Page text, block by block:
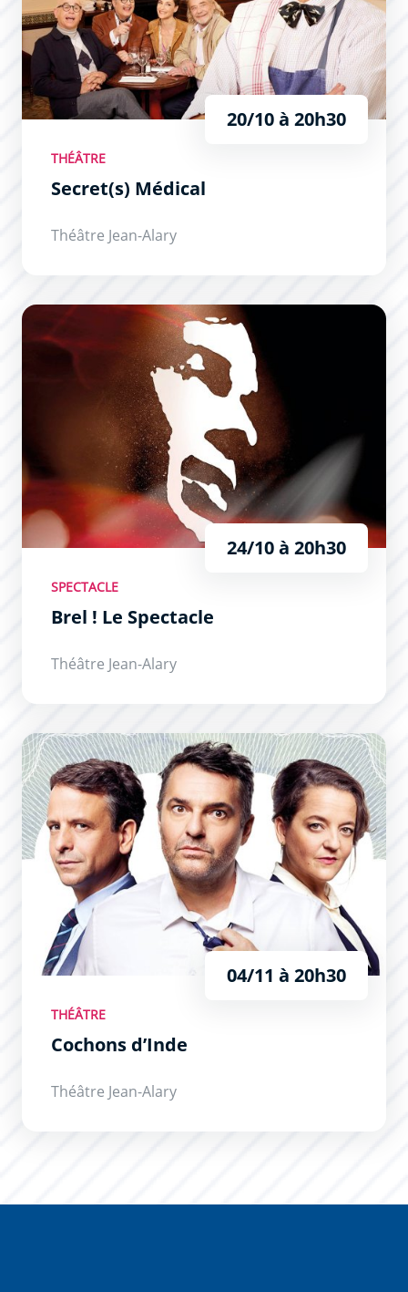
20/10 à 20h30
THÉÂTRE
Secret(s) Médical
Théâtre Jean-Alary
Brel ! Le Spectacle
24/10 à 20h30
SPECTACLE
Brel ! Le Spectacle
Théâtre Jean-Alary
Cochons d’Inde
04/11 à 20h30
THÉÂTRE
Cochons d’Inde
Théâtre Jean-Alary